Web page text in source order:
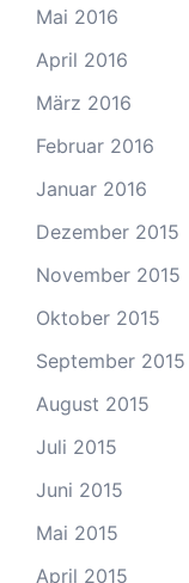
Mai 2016
April 2016
März 2016
Februar 2016
Januar 2016
Dezember 2015
November 2015
Oktober 2015
September 2015
August 2015
Juli 2015
Juni 2015
Mai 2015
April 2015